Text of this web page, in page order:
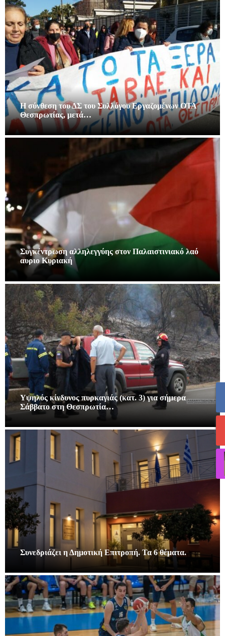
Η σύνθεση του ΔΣ του Συλλόγου Εργαζομένων ΟΤΑ
Θεσπρωτίας, μετά…
Συγκέντρωση αλληλεγγύης στον Παλαιστινιακό λαό
αυριο Κυριακή
Υψηλός κίνδυνος πυρκαγιάς (κατ. 3) για σήμερα
Σάββατο στη Θεσπρωτία…
Συνεδριάζει η Δημοτική Επιτροπή. Τα 6 θέματα.